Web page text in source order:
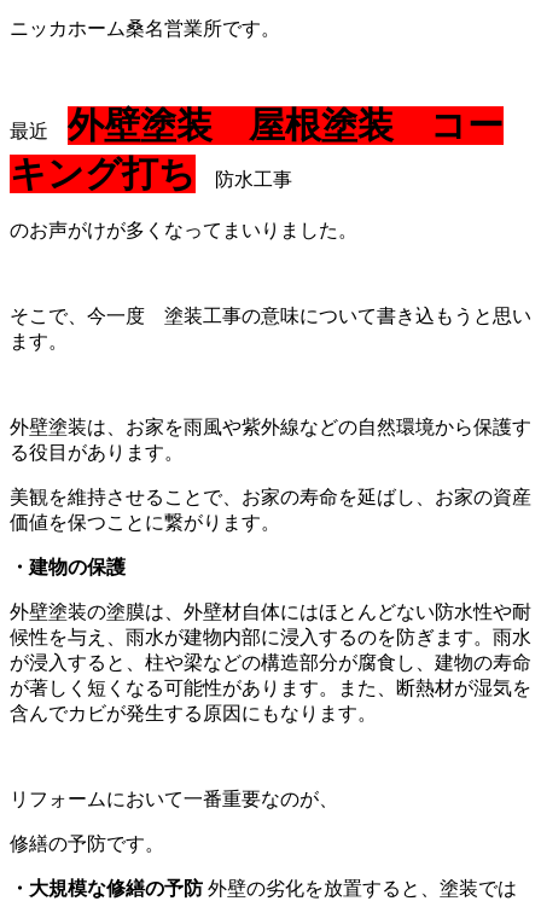
ニッカホーム桑名営業所です。
最近 外壁塗装 屋根塗装 コー
キング打ち
防水工事
のお声がけが多くなってまいりました。
そこで、今一度 塗装工事の意味について書き込もうと思い
ます。
外壁塗装は、お家を雨風や紫外線などの自然環境から保護す
る役目があります。
美観を維持させることで、お家の寿命を延ばし、お家の資産
価値を保つことに繋がります。
・建物の保護
外壁塗装の塗膜は、外壁材自体にはほとんどない防水性や耐
候性を与え、雨水が建物内部に浸入するのを防ぎます。雨水
が浸入すると、柱や梁などの構造部分が腐食し、建物の寿命
が著しく短くなる可能性があります。また、断熱材が湿気を
含んでカビが発生する原因にもなります。
リフォームにおいて一番重要なのが、
修繕の予防です。
・大規模な修繕の予防 外壁の劣化を放置すると、塗装では